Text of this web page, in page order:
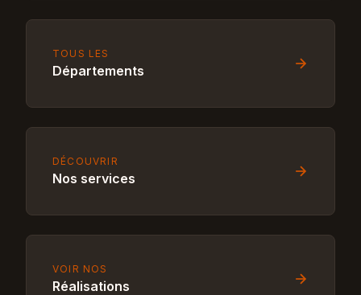
TOUS LES
Départements
DÉCOUVRIR
Nos services
VOIR NOS
Réalisations